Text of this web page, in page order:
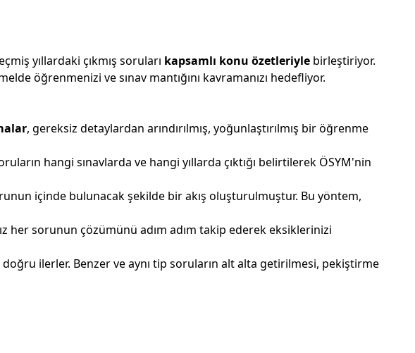
yıllardaki çıkmış soruları kapsamlı konu özetleriyle birleştiriyor.
öğrenmenizi ve sınav mantığını kavramanızı hedefliyor.
, gereksiz detaylardan arındırılmış, yoğunlaştırılmış bir öğrenme
hangi sınavlarda ve hangi yıllarda çıktığı belirtilerek ÖSYM'nin
içinde bulunacak şekilde bir akış oluşturulmuştur. Bu yöntem,
her sorunun çözümünü adım adım takip ederek eksiklerinizi
ilerler. Benzer ve aynı tip soruların alt alta getirilmesi, pekiştirme